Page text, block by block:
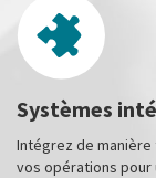
Systèmes
Intégrez de
vos opérations pour